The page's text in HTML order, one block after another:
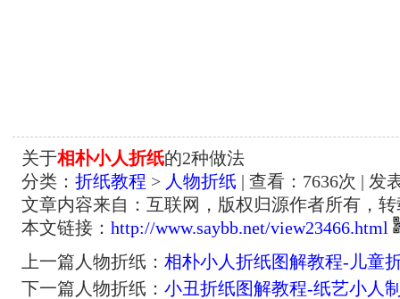
关于相朴小人折纸的2种做法
分类： 折纸教程 > 人物折纸 | 查看： 7636次 | 发
文章内容来自：互联网，版权归源作者所有，
本文链接： http://www.saybb.net/view23466.html
上一篇人物折纸： 相朴小人折纸图解教程-儿童
下一篇人物折纸： 小丑折纸图解教程-纸艺小人